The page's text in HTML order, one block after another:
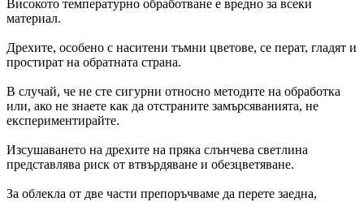
Високото температурно обработване е вредно за всеки
материал.
Дрехите, особено с наситени тъмни цветове, се перат, гладят и
простират на обратната страна.
В случай, че не сте сигурни относно методите на обработка
или, ако не знаете как да отстраните замърсяванията, не
експериментирайте.
Изсушаването на дрехите на пряка слънчева светлина
представлява риск от втвърдяване и обезцветяване.
За облекла от две части препоръчваме да перете заедна,